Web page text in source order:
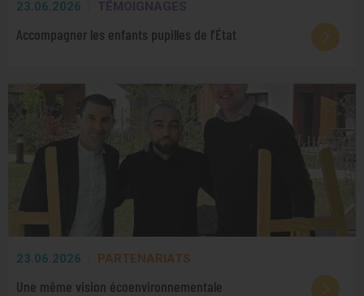
23.06.2026 TÉMOIGNAGES
Accompagner les enfants pupilles de l’État
23.06.2026 PARTENARIATS
Une même vision écoenvironnementale